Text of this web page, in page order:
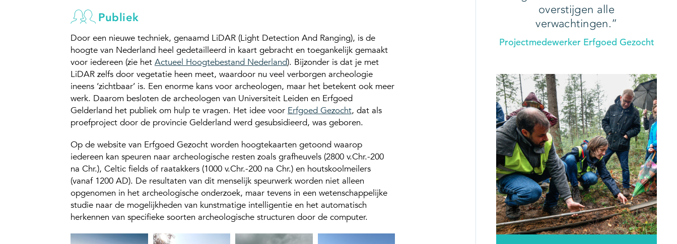
Publiek
Door een nieuwe techniek, genaamd LiDAR (Light Detection And Ranging), is de
hoogte van Nederland heel gedetailleerd in kaart gebracht en toegankelijk gemaakt
voor iedereen (zie het Actueel Hoogtebestand Nederland). Bijzonder is dat je met
LiDAR zelfs door vegetatie heen meet, waardoor nu veel verborgen archeologie
ineens ‘zichtbaar’ is. Een enorme kans voor archeologen, maar het betekent ook meer
werk. Daarom besloten de archeologen van Universiteit Leiden en Erfgoed
Gelderland het publiek om hulp te vragen. Het idee voor Erfgoed Gezocht, dat als
proefproject door de provincie Gelderland werd gesubsidieerd, was geboren.
Op de website van Erfgoed Gezocht worden hoogtekaarten getoond waarop
iedereen kan speuren naar archeologische resten zoals grafheuvels (2800 v.Chr.-200
na Chr.), Celtic fields of raatakkers (1000 v.Chr.-200 na Chr.) en houtskoolmeilers
(vanaf 1200 AD). De resultaten van dit menselijk speurwerk worden niet alleen
opgenomen in het archeologische onderzoek, maar tevens in een wetenschappelijke
studie naar de mogelijkheden van kunstmatige intelligentie en het automatisch
herkennen van specifieke soorten archeologische structuren door de computer.
overstijgen alle
verwachtingen.
Projectmedewerker Erfgoed Gezocht